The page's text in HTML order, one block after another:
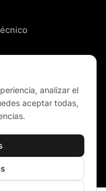
analizar el
aceptar todas,